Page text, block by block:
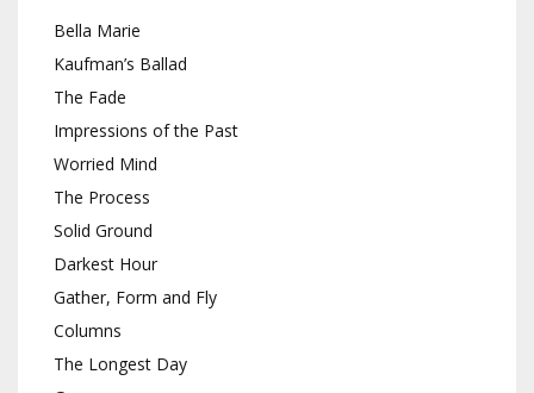
Bella Marie
Kaufman’s Ballad
The Fade
Impressions of the Past
Worried Mind
The Process
Solid Ground
Darkest Hour
Gather, Form and Fly
Columns
The Longest Day